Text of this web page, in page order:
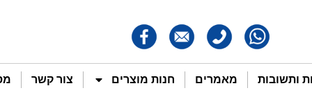
ותשובות מאמרים חנות מוצרים צור קשר